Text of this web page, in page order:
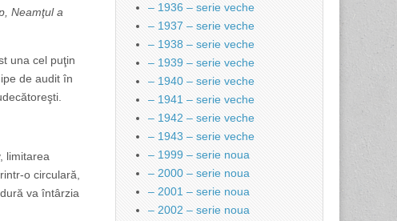
Neamţul a
una cel puţin
de audit în
limitarea
o circulară,
va întârzia
– 1936 – serie veche
– 1937 – serie veche
– 1938 – serie veche
– 1939 – serie veche
– 1940 – serie veche
– 1941 – serie veche
– 1942 – serie veche
– 1943 – serie veche
– 1999 – serie noua
– 2000 – serie noua
– 2001 – serie noua
– 2002 – serie noua